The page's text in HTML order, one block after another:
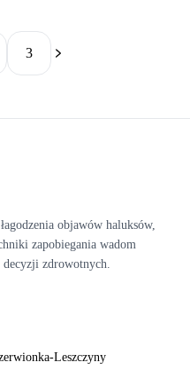
3
objawów haluksów,
zapobiegania wadom
zdrowotnych.
Leszczyny